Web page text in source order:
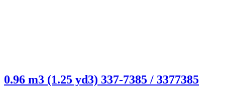
0.96 m3 (1.25 yd3) 337-7385 / 3377385